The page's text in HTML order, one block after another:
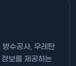
수공사, 우레탄
보를 제공하는